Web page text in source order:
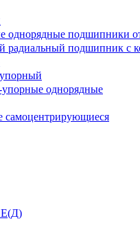
однорядные подшипники
радиальный подшипник с
однорядные
самоцентрирующиеся